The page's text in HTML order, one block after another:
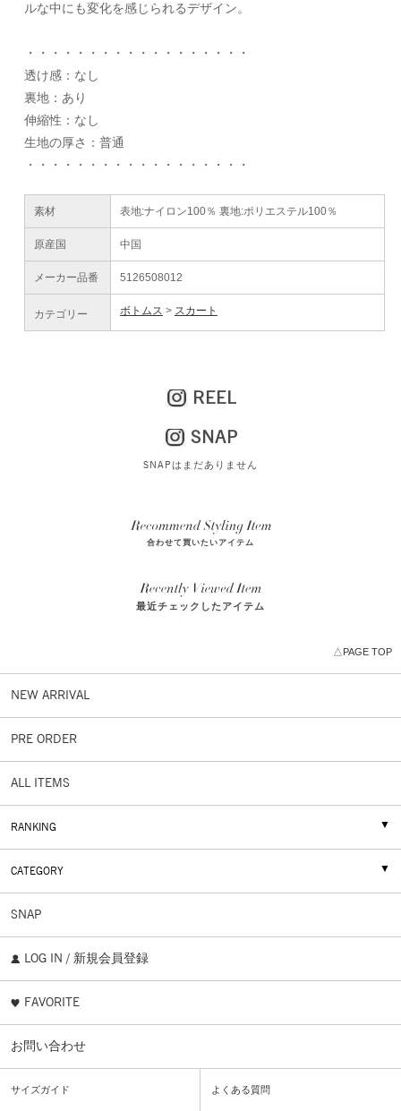
ルな中にも変化を感じられるデザイン。
・・・・・・・・・・・・・・・・・・
透け感：なし
裏地：あり
伸縮性：なし
生地の厚さ：普通
・・・・・・・・・・・・・・・・・・
素材 表地:ナイロン100％ 裏地:ポリエステル100％
原産国 中国
メーカー品番 5126508012
カテゴリー ボトムス スカート
REEL
SNAP
SNAPはまだありません
合わせて買いたいアイテム
最近チェックしたアイテム
△PAGE TOP
NEW ARRIVAL
PRE ORDER
ALL ITEMS
RANKING
CATEGORY
SNAP
LOG IN / 新規会員登録
FAVORITE
お問い合わせ
サイズガイド よくある質問